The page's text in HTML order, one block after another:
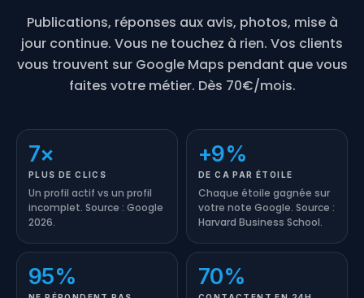
Publications, réponses aux avis, photos, mise à
jour continue. Vous ne touchez à rien. Vos clients
vous trouvent sur Google Maps pendant que vous
faites votre métier. Dès 70€/mois.
7×
PLUS DE CLICS
Un profil actif vs un profil
incomplet. Source : Google
2026.
+9%
DE CA PAR ÉTOILE
Chaque étoile gagnée sur
votre note Google. Source :
Harvard Business School.
95% 70%